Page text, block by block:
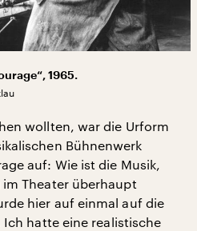
1965.
wollten, war die Urform
Bühnenwerk
auf: Wie ist die Musik,
Theater überhaupt
hier auf einmal auf die
hatte eine realistische